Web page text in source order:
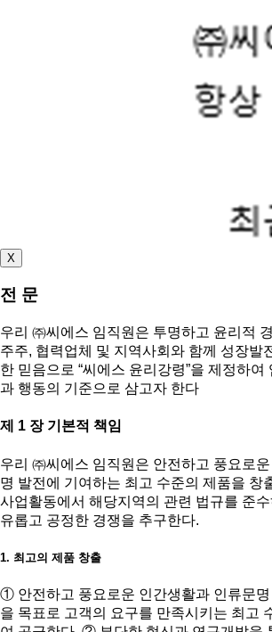
X
전 문
우리 ㈜씨에스 임직원은 투명하고 윤리적
주주, 협력업체 및 지역사회와 함께 성장발
한 믿음으로 “씨에스 윤리강령”을 제정하
과 행동의 기준으로 삼고자 한다
제 1 장 기본적 책임
우리 ㈜씨에스 임직원은 안전하고 풍요로
명 발전에 기여하는 최고 수준의 제품을 창
사업활동에서 해당지역의 관련 법규를 준
유롭고 공정한 경쟁을 추구한다.
1. 최고의 제품 창출
① 안전하고 풍요로운 인간생활과 인류문명
을 목표로 고객의 요구를 만족시키는 최고